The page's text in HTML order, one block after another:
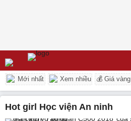
Mới nhất Xem nhiều 💰 Giá vàng
Hot girl Học viện An ninh